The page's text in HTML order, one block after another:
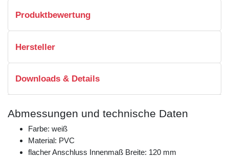
Produktbewertung
Hersteller
Downloads & Details
Abmessungen und technische Daten
Farbe: weiß
Material: PVC
flacher Anschluss Innenmaß Breite: 120 mm